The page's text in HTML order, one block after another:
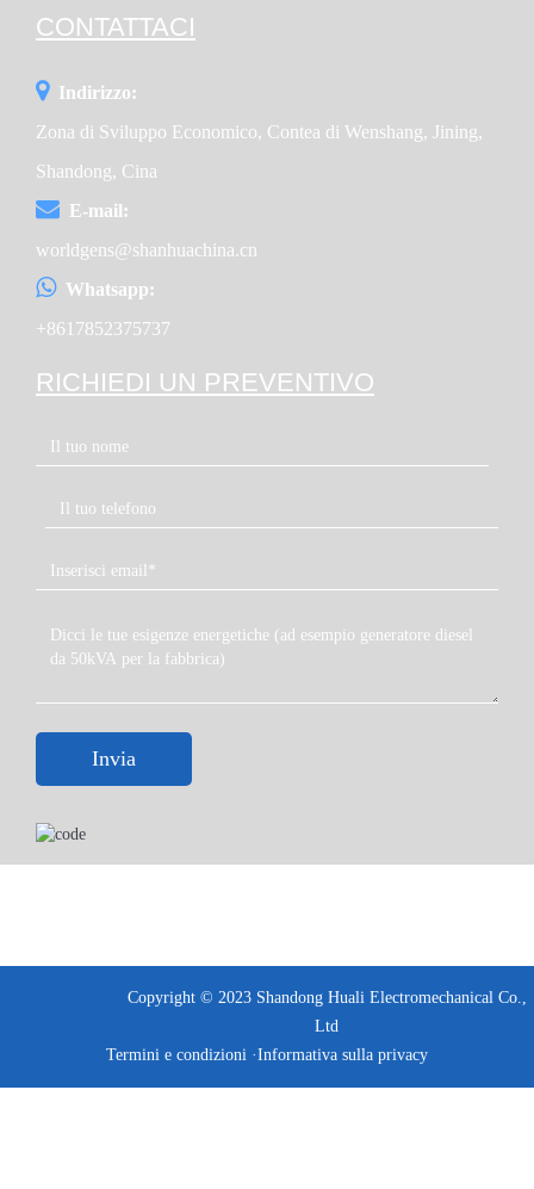
CONTATTACI
Indirizzo:
Zona di Sviluppo Economico, Contea di Wenshang, Jining,
Shandong, Cina
E-mail:
worldgens@shanhuachina.cn
Whatsapp:
+8617852375737
RICHIEDI UN PREVENTIVO
Invia
Copyright © 2023 Shandong Huali Electromechanical Co.,
Ltd
Termini e condizioni ·Informativa sulla privacy